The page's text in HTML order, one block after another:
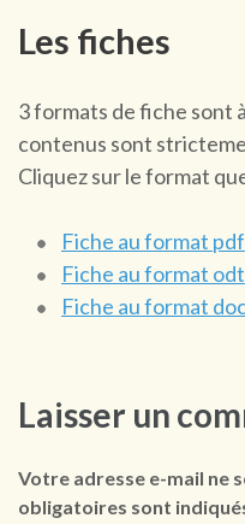
Les fiches
3 formats de fiche sont
contenus sont
Cliquez sur le format
Fiche au format pdf
Fiche au format odt
Fiche au format
Laisser un
Votre adresse e-mail ne
obligatoires sont